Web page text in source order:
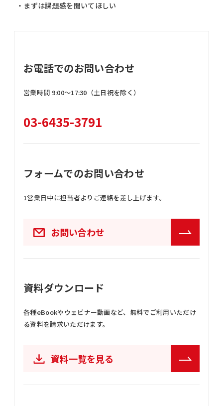
・まずは課題感を聞いてほしい
お電話でのお問い合わせ
営業時間 9:00〜17:30（土日祝を除く）
03-6435-3791
フォームでのお問い合わせ
1営業日中に担当者よりご連絡を差し上げます。
お問い合わせ
資料ダウンロード
各種eBookやウェビナー動画など、 無料でご利用いただけ
る資料を請求いただけます。
資料一覧を見る